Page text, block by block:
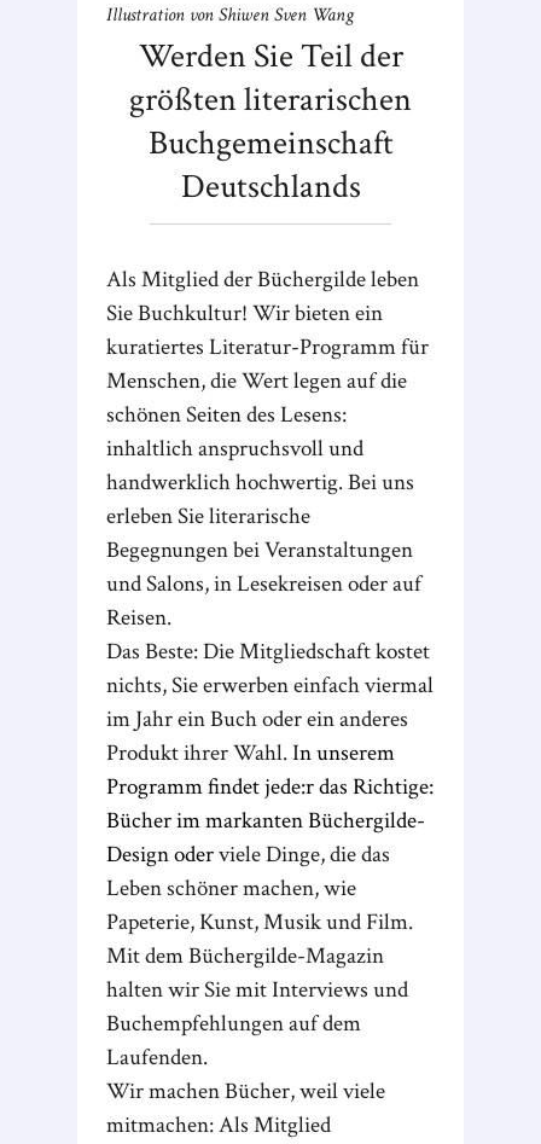
Werden Sie Teil der
größten literarischen
Buchgemeinschaft
Deutschlands
Als Mitglied der Büchergilde leben
Sie Buchkultur! Wir bieten ein
kuratiertes Literatur-Programm für
Menschen, die Wert legen auf die
schönen Seiten des Lesens:
inhaltlich anspruchsvoll und
handwerklich hochwertig. Bei uns
erleben Sie literarische
Begegnungen bei Veranstaltungen
und Salons, in Lesekreisen oder auf
Reisen.
Das Beste: Die Mitgliedschaft kostet
nichts, Sie erwerben einfach viermal
im Jahr ein Buch oder ein anderes
Produkt ihrer Wahl. In unserem
Programm findet jede:r das Richtige:
Bücher im markanten Büchergilde-
Design oderviele Dinge, die das
Leben schöner machen, wie
Papeterie, Kunst, Musik und Film.
Mit dem Büchergilde-Magazin
halten wir Sie mit Interviews und
Buchempfehlungen auf dem
Laufenden.
Wir machen Bücher, weil viele
mitmachen: Als Mitglied
Illustration von Shiwen Sven Wang